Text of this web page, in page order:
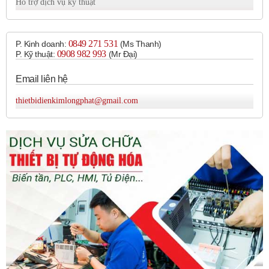
Máy đóng gói:Kiểm soát vị trí và tốc độ của băng tải,
đầu rót.
Thiết bị in ấn:Định vị đầu in, cuộn giấy.
Thang máy:Giám sát vị trí cabin và tốc độ di chuyển.
động khác.
Kích thước:
Autonics cung cấp encoder với nhiều kích thước khác nhau để
phù hợp với các yêu cầu lắp đặt khác nhau. Kích thước của
encoder thường được xác định bởi:
Đường kính thân:Phổ biến các đường kính như
Ø40mm, Ø50mm, Ø58mm và nhiều kích thước khác.
Đường kính trục:Các tùy chọn đường kính trục phổ
biến bao gồm Ø6mm, Ø8mm, Ø10mm, v.v.
Chiều dài:Chiều dài tổng thể của encoder tùy thuộc
vào model và các tùy chọn kết nối.
Hỗ trợ dịch vụ kỹ thuật
P. Kinh doanh: 0849 271 531 (Ms Thanh)
P. Kỹ thuật: 0908 982 993​ (Mr Đại)
Email liên hệ
thietbidienkimlongphat@gmail.com